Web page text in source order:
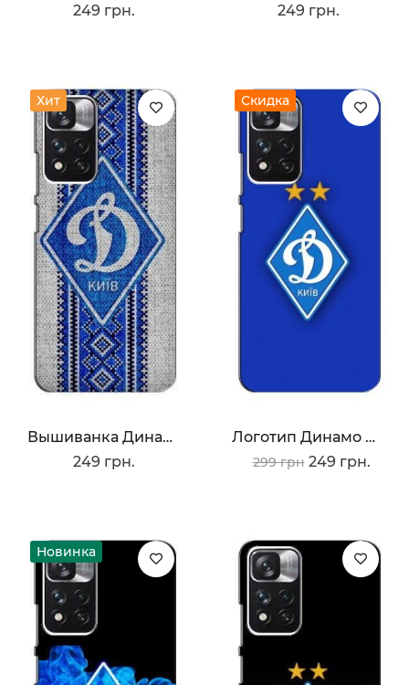
249 грн.
249 грн.
Хит
Вышиванка Динамо
249 грн.
Скидка
Логотип Динамо Киев
299 грн 249 грн.
Новинка